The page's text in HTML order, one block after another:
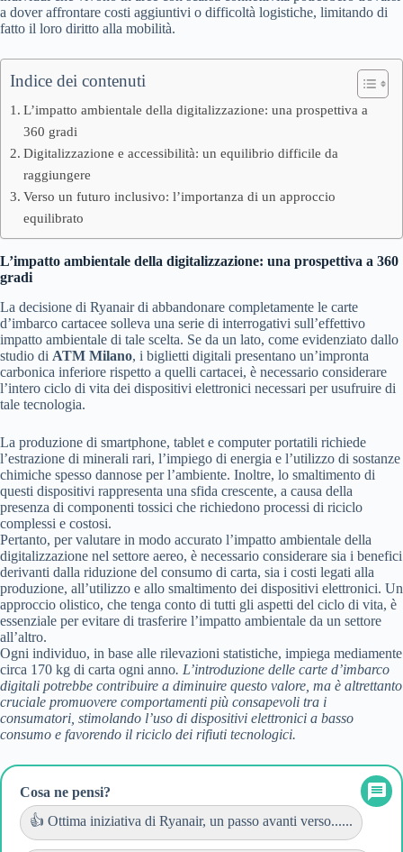
a dover affrontare costi aggiuntivi o difficoltà logistiche, limitando di
fatto il loro diritto alla mobilità.
Indice dei contenuti
L’impatto ambientale della digitalizzazione: una prospettiva a
360 gradi
Digitalizzazione e accessibilità: un equilibrio difficile da
raggiungere
Verso un futuro inclusivo: l’importanza di un approccio
equilibrato
L’impatto ambientale della digitalizzazione: una prospettiva a 360
gradi
La decisione di Ryanair di abbandonare completamente le carte
d’imbarco cartacee solleva una serie di interrogativi sull’effettivo
impatto ambientale di tale scelta. Se da un lato, come evidenziato dallo
studio di ATM Milano, i biglietti digitali presentano un’impronta
carbonica inferiore rispetto a quelli cartacei, è necessario considerare
l’intero ciclo di vita dei dispositivi elettronici necessari per usufruire di
tale tecnologia.
La produzione di smartphone, tablet e computer portatili richiede
l’estrazione di minerali rari, l’impiego di energia e l’utilizzo di sostanze
chimiche spesso dannose per l’ambiente. Inoltre, lo smaltimento di
questi dispositivi rappresenta una sfida crescente, a causa della
presenza di componenti tossici che richiedono processi di riciclo
complessi e costosi.
Pertanto, per valutare in modo accurato l’impatto ambientale della
digitalizzazione nel settore aereo, è necessario considerare sia i benefici
derivanti dalla riduzione del consumo di carta, sia i costi legati alla
produzione, all’utilizzo e allo smaltimento dei dispositivi elettronici. Un
approccio olistico, che tenga conto di tutti gli aspetti del ciclo di vita, è
essenziale per evitare di trasferire l’impatto ambientale da un settore
all’altro.
Ogni individuo, in base alle rilevazioni statistiche, impiega mediamente
circa 170 kg di carta ogni anno. L’introduzione delle carte d’imbarco
digitali potrebbe contribuire a diminuire questo valore, ma è altrettanto
cruciale promuovere comportamenti più consapevoli tra i
consumatori, stimolando l’uso di dispositivi elettronici a basso
consumo e favorendo il riciclo dei rifiuti tecnologici.
Cosa ne pensi?
👍 Ottima iniziativa di Ryanair, un passo avanti verso......